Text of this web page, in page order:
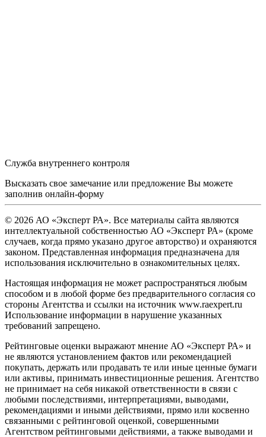
Служба внутреннего контроля
Высказать свое замечание или предложение Вы можете
заполнив онлайн-форму
© 2026 АО «Эксперт РА». Все материалы сайта являются
интеллектуальной собственностью АО «Эксперт РА» (кроме
случаев, когда прямо указано другое авторство) и охраняются
законом. Представленная информация предназначена для
использования исключительно в ознакомительных целях.
Настоящая информация не может распространяться любым
способом и в любой форме без предварительного согласия со
стороны Агентства и ссылки на источник www.raexpert.ru
Использование информации в нарушение указанных
требований запрещено.
Рейтинговые оценки выражают мнение АО «Эксперт РА» и
не являются установлением фактов или рекомендацией
покупать, держать или продавать те или иные ценные бумаги
или активы, принимать инвестиционные решения. Агентство
не принимает на себя никакой ответственности в связи с
любыми последствиями, интерпретациями, выводами,
рекомендациями и иными действиями, прямо или косвенно
связанными с рейтинговой оценкой, совершенными
Агентством рейтинговыми действиями, а также выводами и